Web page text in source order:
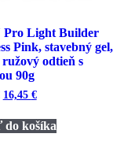
Pro Light Builder
Pink, stavebný gel,
odtieň s
90g
Pôvodná
bola:
23,50 €.
16,45 €Aktuálna
je:
16,45 €.
do košíka